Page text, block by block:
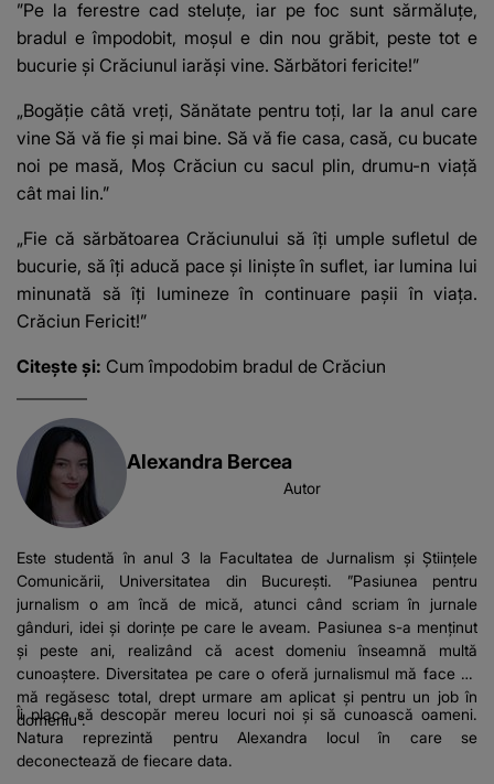
”Pe la ferestre cad steluțe, iar pe foc sunt sărmăluțe,
bradul e împodobit, moșul e din nou grăbit, peste tot e
bucurie și Crăciunul iarăși vine. Sărbători fericite!”
„Bogăţie câtă vreţi, Sănătate pentru toţi, Iar la anul care
vine Să vă fie şi mai bine. Să vă fie casa, casă, cu bucate
noi pe masă, Moş Crăciun cu sacul plin, drumu-n viaţă
cât mai lin.”
„Fie că sărbătoarea Crăciunului să îţi umple sufletul de
bucurie, să îţi aducă pace şi linişte în suflet, iar lumina lui
minunată să îţi lumineze în continuare paşii în viaţa.
Crăciun Fericit!”
Citește și: Cum împodobim bradul de Crăciun
Alexandra Bercea
Autor
Este studentă în anul 3 la Facultatea de Jurnalism și Științele
Comunicării, Universitatea din București. ”Pasiunea pentru
jurnalism o am încă de mică, atunci când scriam în jurnale
gânduri, idei și dorințe pe care le aveam. Pasiunea s-a menținut
și peste ani, realizând că acest domeniu înseamnă multă
cunoaștere. Diversitatea pe care o oferă jurnalismul mă face să
mă regăsesc total, drept urmare am aplicat și pentru un job în
domeniu”.
Îi place să descopăr mereu locuri noi și să cunoască oameni.
Natura reprezintă pentru Alexandra locul în care se
deconectează de fiecare data.